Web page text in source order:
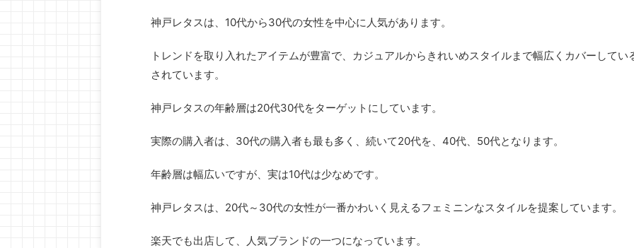
神戸レタスは、10代から30代の女性を中心に人気があります。
トレンドを取り入れたアイテムが豊富で、カジュアルからきれいめスタイルまで幅広くカバーして
されています。
神戸レタスの年齢層は20代30代をターゲットにしています。
実際の購入者は、30代の購入者も最も多く、続いて20代を、40代、50代となります。
年齢層は幅広いですが、実は10代は少なめです。
神戸レタスは、20代～30代の女性が一番かわいく見えるフェミニンなスタイルを提案しています。
楽天でも出店して、人気ブランドの一つになっています。